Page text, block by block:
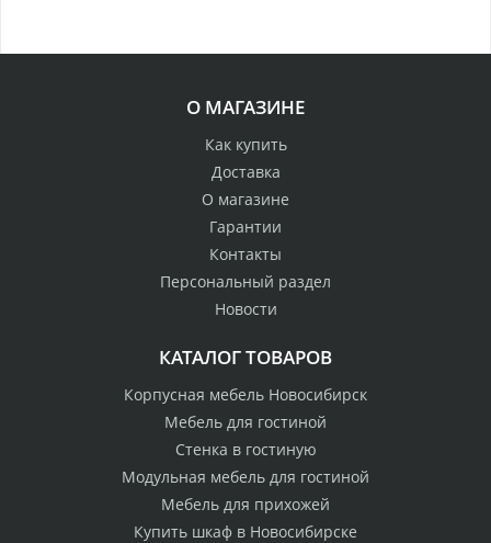
О МАГАЗИНЕ
Как купить
Доставка
О магазине
Гарантии
Контакты
Персональный раздел
Новости
КАТАЛОГ ТОВАРОВ
Корпусная мебель Новосибирск
Мебель для гостиной
Стенка в гостиную
Модульная мебель для гостиной
Мебель для прихожей
Купить шкаф в Новосибирске